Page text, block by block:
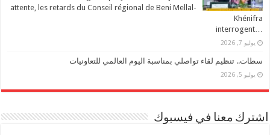
attente, les retards du Conseil régional de Beni Mellal-
Khénifra
…interrogent
يوليو 7, 2026
سطات.. تنظيم لقاء تواصلي بمناسبة اليوم العالمي للتعاونيات
يوليو 5, 2026
اشترك معنا في فيسبوك